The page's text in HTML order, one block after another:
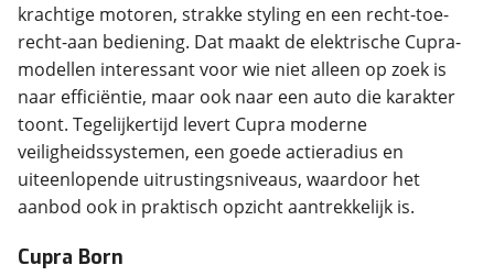
krachtige motoren, strakke styling en een recht-toe-
recht-aan bediening. Dat maakt de elektrische Cupra-
modellen interessant voor wie niet alleen op zoek is
naar efficiëntie, maar ook naar een auto die karakter
toont. Tegelijkertijd levert Cupra moderne
veiligheidssystemen, een goede actieradius en
uiteenlopende uitrustingsniveaus, waardoor het
aanbod ook in praktisch opzicht aantrekkelijk is.
Cupra Born